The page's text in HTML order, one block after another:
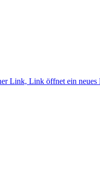
Link, Link öffnet ein neues